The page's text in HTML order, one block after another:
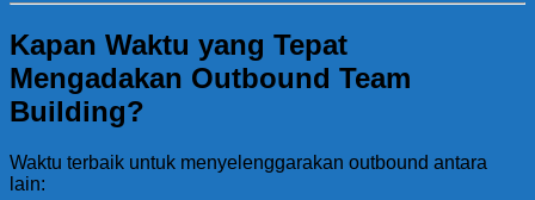
Kapan Waktu yang Tepat
Mengadakan Outbound Team
Building?
Waktu terbaik untuk menyelenggarakan outbound antara
lain: